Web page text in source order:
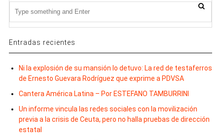
Entradas recientes
Ni la explosión de su mansión lo detuvo: La red de testaferros
de Ernesto Guevara Rodríguez que exprime a PDVSA
Cantera América Latina – Por ESTEFANO TAMBURRINI
Un informe vincula las redes sociales con la movilización
previa a la crisis de Ceuta, pero no halla pruebas de dirección
estatal